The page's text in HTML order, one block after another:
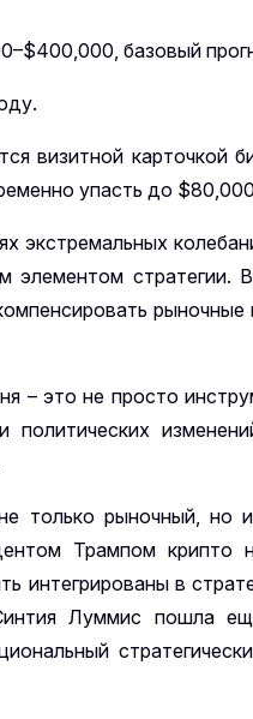
базовый
визитной карточкой
упасть до
экстремальных
стратегии.
– это не просто
политических
только рыночный, но
Трампом крипто
в
Луммис пошла